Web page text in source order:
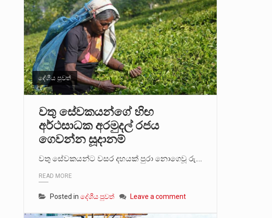
දේශීය පුවත්
වතු සේවකයන්ගේ හිඟ
අර්ථසාධක අරමුදල් රජය
ගෙවන්න සූදානම්
වතු සේවකයන්ට වසර දහයක් පුරා නොගෙවූ රු.…
READ MORE
Posted in දේශීය පුවත් Leave a comment